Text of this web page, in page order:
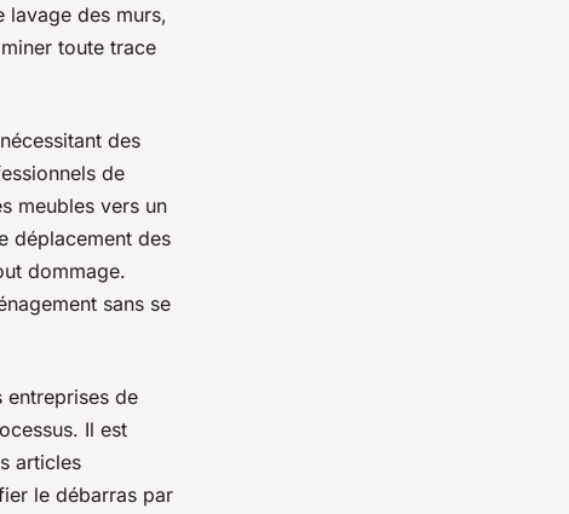
lavage des murs,
toute trace
des
de
meubles vers un
déplacement des
dommage.
sans se
entreprises de
Il est
articles
le débarras par